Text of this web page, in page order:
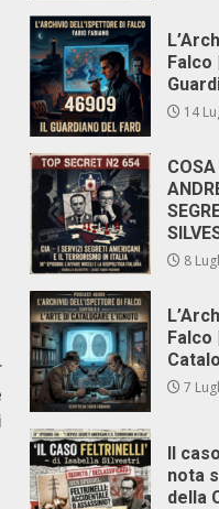
Falco
14
8
Falco
7
Il
nota
della